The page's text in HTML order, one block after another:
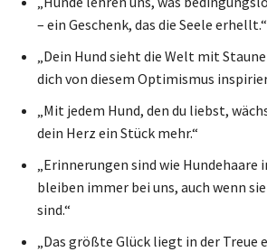
– ein Geschenk, das die Seele erhellt.“
„Dein Hund sieht die Welt mit
dich von diesem Optimismus
„Mit jedem Hund, den du liebst,
dein Herz ein Stück mehr.“
„Erinnerungen sind wie Hundehaare
bleiben immer bei uns, auch wenn
sind.“
„Das größte Glück liegt in der Treue